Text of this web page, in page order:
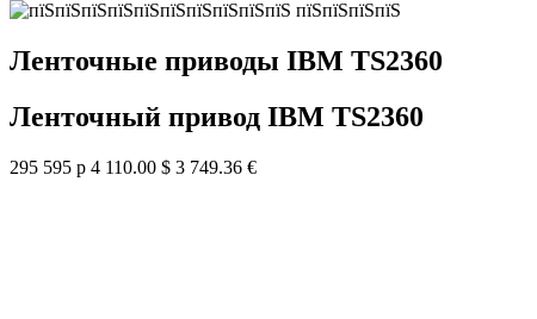
Ленточные приводы IBM TS2360
Ленточный привод IBM TS2360
295 595 р 4 110.00 $ 3 749.36 €